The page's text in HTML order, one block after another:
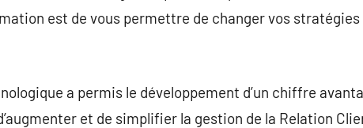
est de vous permettre de changer vos
a permis le développement d’un chiffre
et de simplifier la gestion de la Relation